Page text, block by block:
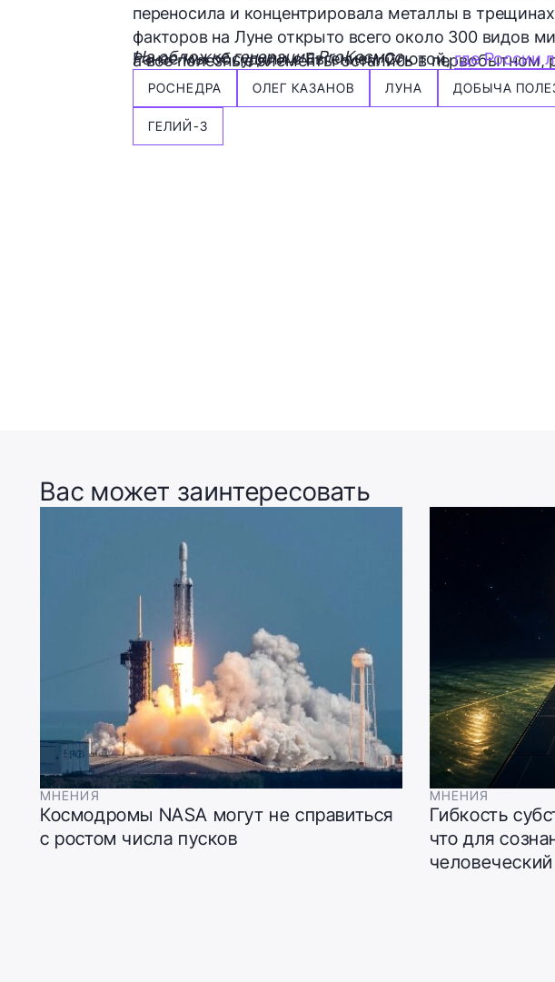
переносила и концентрировала металлы в
факторов на Луне открыто всего около 300 видов
а все полезные элементы остались в первобытном,
Ранее мы обсудили с Евгением Слютой,где России
На обложке генерация ProКосмос
РОСНЕДРА ОЛЕГ КАЗАНОВ ЛУНА ДОБЫЧА
ГЕЛИЙ-3
Вас может заинтересовать
МНЕНИЯ
Космодромы NASA могут не справиться
с ростом числа пусков
МНЕНИЯ
Гибкость
что для